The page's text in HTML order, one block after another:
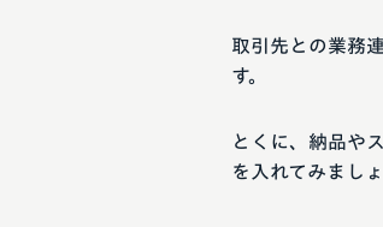
取引先との業務
す。
とくに、納品や
を入れてみましょ